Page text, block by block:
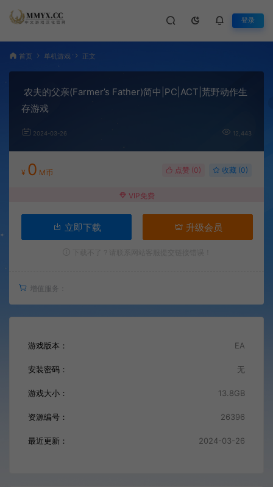
登录
首页 单机游戏 正文
农夫的父亲(Farmer’s Father)简中|PC|ACT|荒野动作生
存游戏
2024-03-26 12,443
¥ 0 M币 点赞 (0) 收藏 (0)
VIP免费
立即下载 升级会员
增值服务：
游戏版本： EA
安装密码： 无
游戏大小： 13.8GB
资源编号： 26396
最近更新： 2024-03-26